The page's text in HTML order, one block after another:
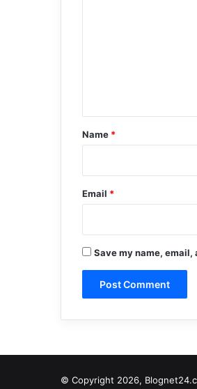
*
Name *
Email *
Save my name,
© Copyright 2026,